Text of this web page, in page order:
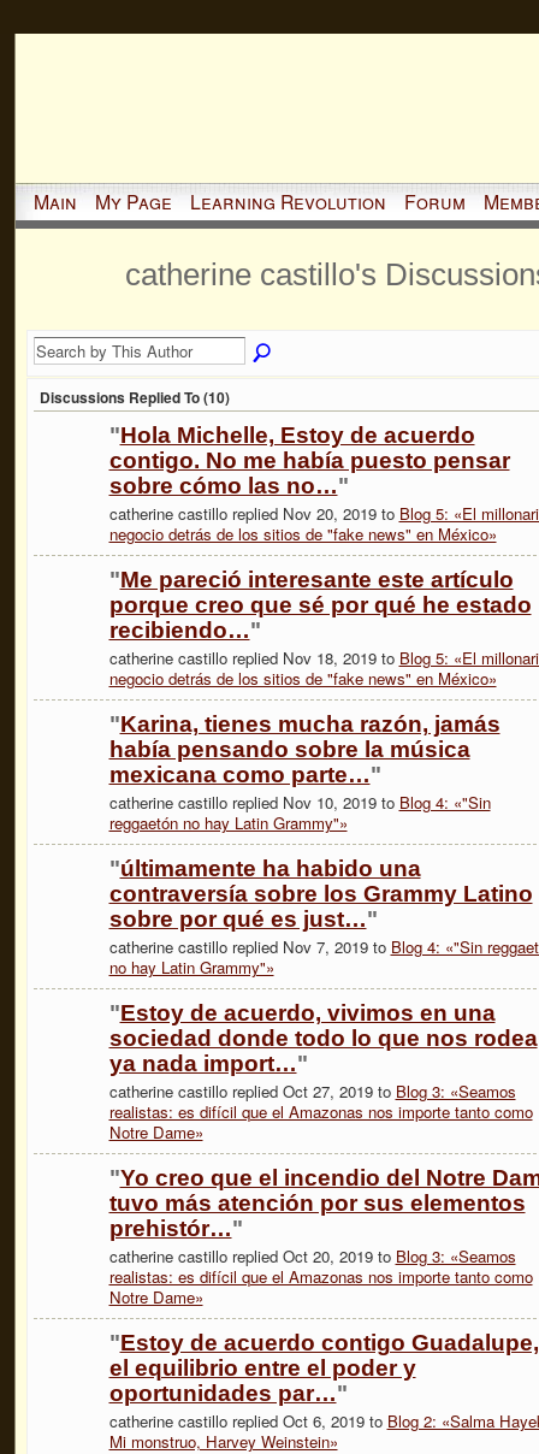
Main My Page Learning Revolution Forum
catherine castillo's
Discussions Replied To (10)
"Hola Michelle, Estoy de acuerdo
contigo. No me había puesto pensar
sobre cómo las no…"
catherine castillo replied Nov 20, 2019 to Blog 5: «El
negocio detrás de los sitios de "fake news" en México»
"Me pareció interesante este artículo
porque creo que sé por qué he estado
recibiendo…"
catherine castillo replied Nov 18, 2019 to Blog 5: «El
negocio detrás de los sitios de "fake news" en México»
"Karina, tienes mucha razón, jamás
había pensando sobre la música
mexicana como parte…"
catherine castillo replied Nov 10, 2019 to Blog 4: «"Sin
reggaetón no hay Latin Grammy"»
"últimamente ha habido una
contraversía sobre los Grammy Latino
sobre por qué es just…"
catherine castillo replied Nov 7, 2019 to Blog 4: «"Sin
no hay Latin Grammy"»
"Estoy de acuerdo, vivimos en una
sociedad donde todo lo que nos rodea
ya nada import…"
catherine castillo replied Oct 27, 2019 to Blog 3: «Seamos
realistas: es difícil que el Amazonas nos importe tanto como
Notre Dame»
"Yo creo que el incendio del Notre
tuvo más atención por sus elementos
prehistór…"
catherine castillo replied Oct 20, 2019 to Blog 3: «Seamos
realistas: es difícil que el Amazonas nos importe tanto como
Notre Dame»
"Estoy de acuerdo contigo Guadalupe,
el equilibrio entre el poder y
oportunidades par…"
catherine castillo replied Oct 6, 2019 to Blog 2: «Salma
Mi monstruo, Harvey Weinstein»